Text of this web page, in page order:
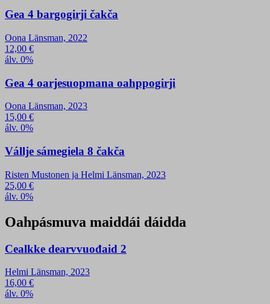
Gea 4 bargogirji čakča
Oona Länsman, 2022
12,00 €
álv. 0%
Gea 4 oarjesuopmana oahppogirji
Oona Länsman, 2023
15,00 €
álv. 0%
Vállje sámegiela 8 čakča
Risten Mustonen ja Helmi Länsman, 2023
25,00 €
álv. 0%
Oahpásmuva maiddái dáidda
Cealkke dearvvuođaid 2
Helmi Länsman, 2023
16,00 €
álv. 0%